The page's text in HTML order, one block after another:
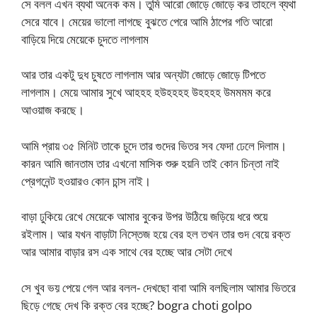
সে বলল এখন ব্যথা অনেক কম। তুমি আরো জোড়ে জোড়ে কর তাহলে ব্যথা
সেরে যাবে। মেয়ের ভালো লাগছে বুঝতে পেরে আমি ঠাপের গতি আরো
বাড়িয়ে দিয়ে মেয়েকে চুদতে লাগলাম
আর তার একটু দুধ চুষতে লাগলাম আর অন্যটা জোড়ে জোড়ে টিপতে
লাগলাম। মেয়ে আমার সুখে আহহহ হউহহহহ উহহহহ উমমমম করে
আওয়াজ করছে।
আমি প্রায় ৩৫ মিনিট তাকে চুদে তার গুদের ভিতর সব ফেদা ঢেলে দিলাম।
কারন আমি জানতাম তার এখনো মাসিক শুরু হয়নি তাই কোন চিন্তা নাই
প্রেগনেন্ট হওয়ারও কোন চান্স নাই।
বাড়া ঢুকিয়ে রেখে মেয়েকে আমার বুকের উপর উঠিয়ে জড়িয়ে ধরে শুয়ে
রইলাম। আর যখন বাড়াটা নিস্তেজ হয়ে বের হল তখন তার গুদ বেয়ে রক্ত
আর আমার বাড়ার রস এক সাথে বের হচ্ছে আর সেটা দেখে
সে খুব ভয় পেয়ে গেল আর বলল- দেখছো বাবা আমি বলছিলাম আমার ভিতরে
ছিড়ে গেছে দেখ কি রক্ত বের হচ্ছে? bogra choti golpo